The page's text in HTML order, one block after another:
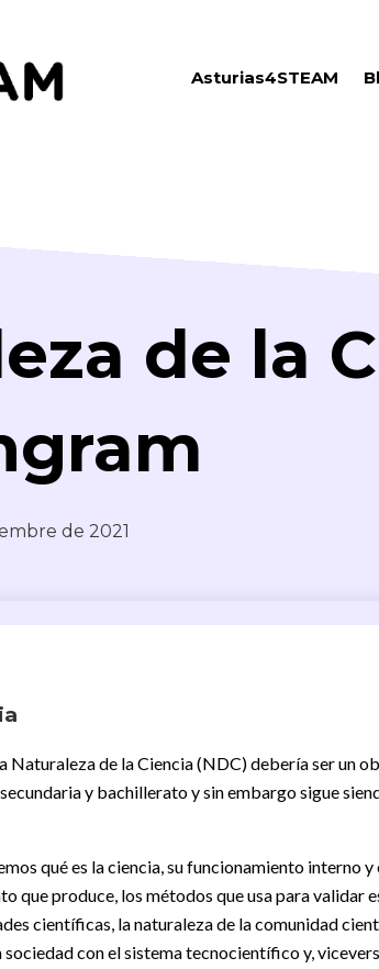
Asturias4STEAM
de la
de 2021
Naturaleza de la Ciencia (NDC) debería ser un
y bachillerato y sin embargo sigue
qué es la ciencia, su funcionamiento interno
que produce, los métodos que usa para validar
científicas, la naturaleza de la comunidad
con el sistema tecnocientífico y,